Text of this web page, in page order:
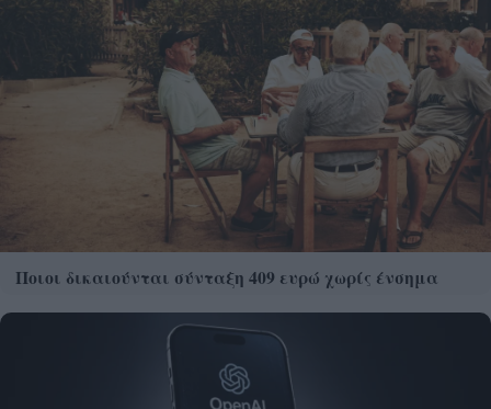
Ποιοι δικαιούνται σύνταξη 409 ευρώ χωρίς ένσημα